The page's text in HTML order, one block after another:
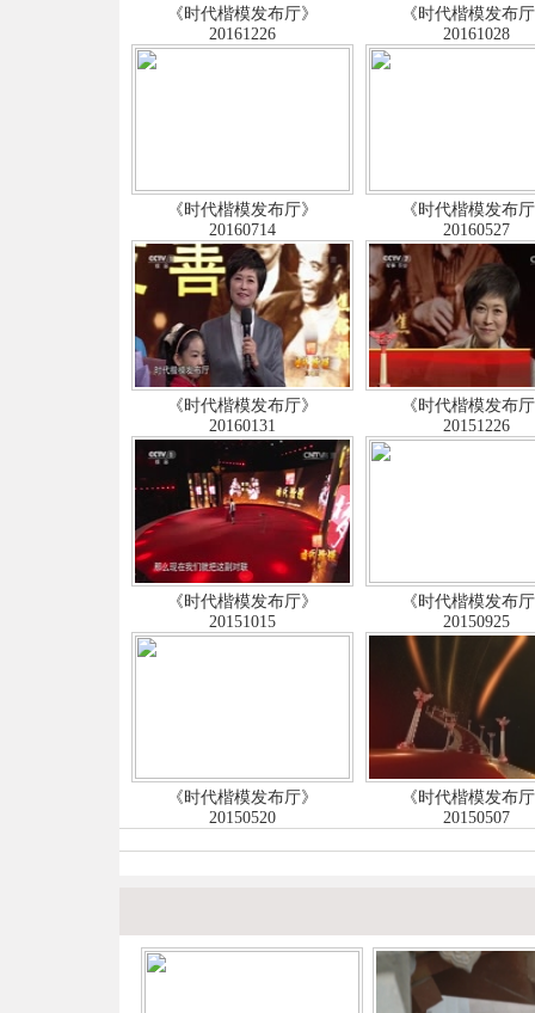
《时代楷模发布厅》
20161226
《时代楷模发布
20161028
《时代楷模发布厅》
20160714
《时代楷模发布
20160527
《时代楷模发布厅》
20160131
《时代楷模发布
20151226
《时代楷模发布厅》
20151015
《时代楷模发布
20150925
《时代楷模发布厅》
20150520
《时代楷模发布
20150507